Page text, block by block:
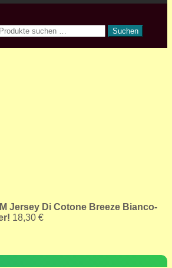
Suchen
Jersey Di Cotone Breeze Bianco-
18,30 €